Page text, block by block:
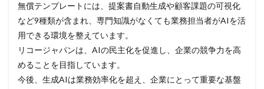
無償テンプレートには、提案書自動生成や顧客課題の可視化
など9種類が含まれ、専門知識がなくても業務担当者がAIを活
用できる環境を整えています。
リコージャパンは、AIの民主化を促進し、企業の競争力を高
めることを目指しています。
今後、生成AIは業務効率化を超え、企業にとって重要な基盤